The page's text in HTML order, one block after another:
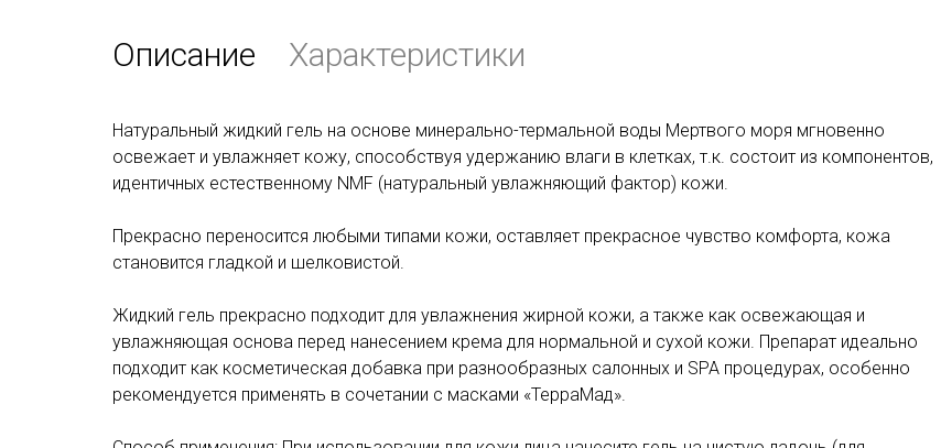
Описание Характеристики
Натуральный жидкий гель на основе минерально-термальной воды Мертвого моря мгновенно
освежает и увлажняет кожу, способствуя удержанию влаги в клетках, т.к. состоит из компонентов,
идентичных естественному NMF (натуральный увлажняющий фактор) кожи.
Прекрасно переносится любыми типами кожи, оставляет прекрасное чувство комфорта, кожа
становится гладкой и шелковистой.
Жидкий гель прекрасно подходит для увлажнения жирной кожи, а также как освежающая и
увлажняющая основа перед нанесением крема для нормальной и сухой кожи. Препарат идеально
подходит как косметическая добавка при разнообразных салонных и SPA процедурах, особенно
рекомендуется применять в сочетании с масками «ТерраМад».